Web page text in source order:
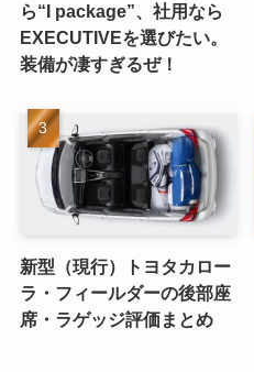
ら“I package”、社用なら
EXECUTIVEを選びたい。
装備が凄すぎるぜ！
新型（現行）トヨタカロー
ラ・フィールダーの後部座
席・ラゲッジ評価まとめ